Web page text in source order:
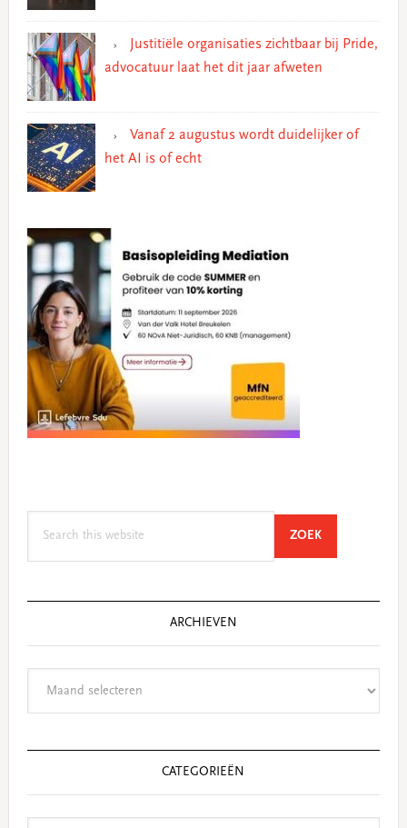
Justitiële organisaties zichtbaar bij Pride,
advocatuur laat het dit jaar afweten
Vanaf 2 augustus wordt duidelijker of
het AI is of echt
ZOEKSEARCH
ARCHIEVEN
CATEGORIEËN